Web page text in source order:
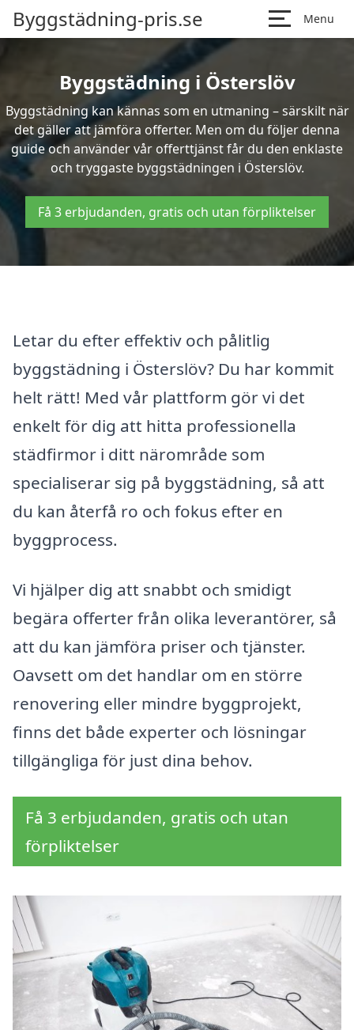
Byggstädning-pris.se Menu
Byggstädning i Österslöv
Byggstädning kan kännas som en utmaning – särskilt när
det gäller att jämföra offerter. Men om du följer denna
guide och använder vår offerttjänst får du den enklaste
och tryggaste byggstädningen i Österslöv.
Få 3 erbjudanden, gratis och utan förpliktelser
Letar du efter effektiv och pålitlig
byggstädning i Österslöv? Du har kommit
helt rätt! Med vår plattform gör vi det
enkelt för dig att hitta professionella
städfirmor i ditt närområde som
specialiserar sig på byggstädning, så att
du kan återfå ro och fokus efter en
byggprocess.
Vi hjälper dig att snabbt och smidigt
begära offerter från olika leverantörer, så
att du kan jämföra priser och tjänster.
Oavsett om det handlar om en större
renovering eller mindre byggprojekt,
finns det både experter och lösningar
tillgängliga för just dina behov.
Få 3 erbjudanden, gratis och utan
förpliktelser